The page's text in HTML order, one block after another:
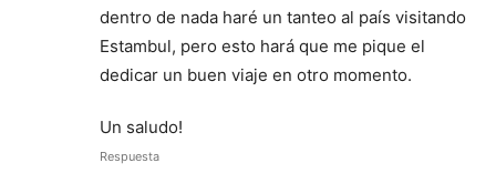
dentro de nada haré un tanteo al país visitando
Estambul, pero esto hará que me pique el
dedicar un buen viaje en otro momento.
Un saludo!
Respuesta